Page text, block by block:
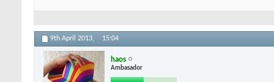
9th April 2013, 15:04
haos
Ambasador